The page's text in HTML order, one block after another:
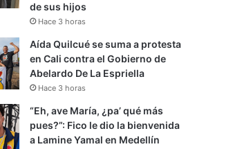
de sus hijos
Hace 3 horas
Aída Quilcué se suma a protesta
en Cali contra el Gobierno de
Abelardo De La Espriella
Hace 3 horas
“Eh, ave María, ¿pa’ qué más
pues?”: Fico le dio la bienvenida
a Lamine Yamal en Medellín